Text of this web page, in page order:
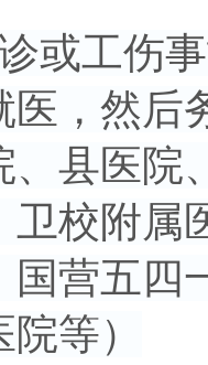
或工伤
医，然后
、县医院
卫校附属
国营五四
等）